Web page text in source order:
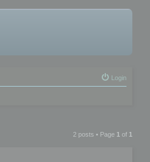
Login
2 posts • Page 1 of 1